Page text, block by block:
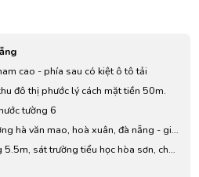
cao - phía sau có kiệt ô tô tải
đô thị phước lý cách mặt tiền 50m.
tường 6
hà văn mao, hoà xuân, đà nẵng - giá
sát trường tiểu học hòa sơn, chợ